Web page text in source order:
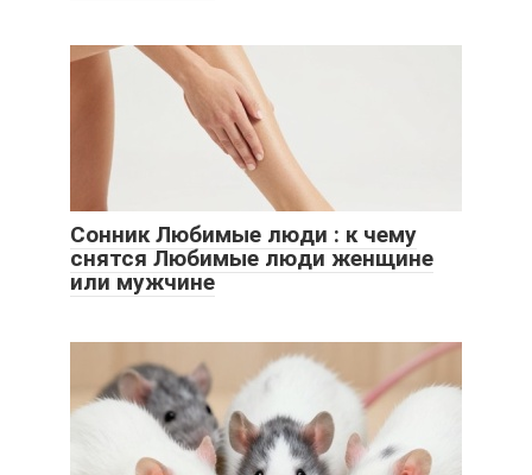
Сонник Любимые люди : к чему
снятся Любимые люди женщине
или мужчине